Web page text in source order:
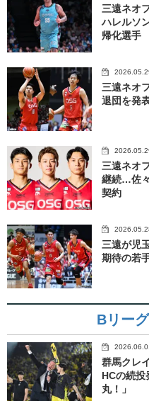
三遠ネオ
ハレルソ
帰化選手
三遠ネオ
退団を発
三遠ネオ
継続…佐
契約
三遠が児
期待の若
Bリーグ
群馬クレ
HCの続
丸！」